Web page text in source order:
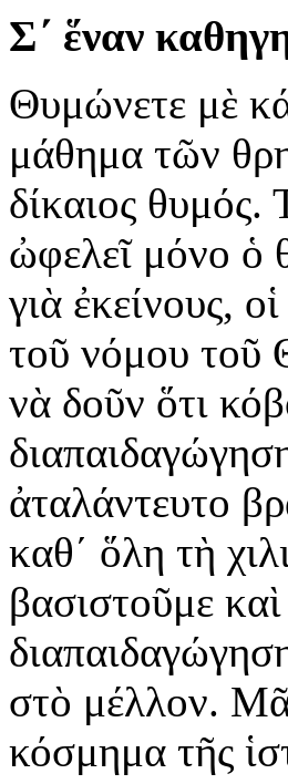
Σ΄ ἕναν
Θυμώνετε μὲ
μάθημα τῶν
δίκαιος
ὠφελεῖ μόνο ὁ
γιὰ ἐκείνους,
τοῦ νόμου τοῦ
νὰ δοῦν ὅτι
ἀταλάντευτο
καθ΄ ὅλη τὴ
βασιστοῦμε
στὸ μέλλον.
κόσμημα τῆς